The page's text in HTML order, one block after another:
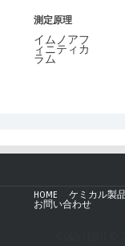
測定原理
イムノアフ
ィニティカ
ラム
HOME ケミカル製品
お問い合わせ